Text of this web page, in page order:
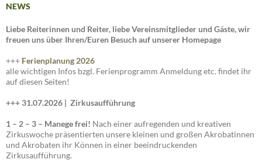
NEWS
Liebe Reiterinnen und Reiter, liebe Vereinsmitglieder und Gäste, wir
freuen uns über Ihren/Euren Besuch auf unserer Homepage
+++ Ferienplanung 2026
alle wichtigen Infos bzgl. Ferienprogramm Anmeldung etc. findet ihr
auf diesen Seiten!
+++ 31.07.2026 | Zirkusaufführung
1 – 2 – 3 – Manege frei! Nach einer aufregenden und kreativen
Zirkuswoche präsentierten unsere kleinen und großen Akrobatinnen
und Akrobaten ihr Können in einer beeindruckenden
Zirkusaufführung.